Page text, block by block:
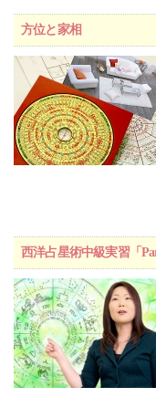
方位と家相
西洋占星術中級実習「